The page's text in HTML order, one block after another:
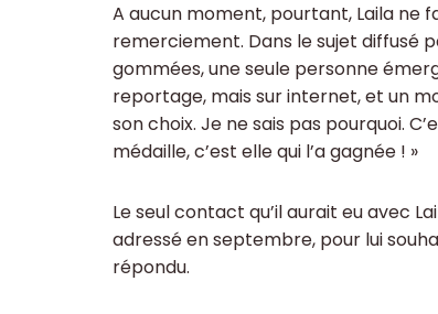
A aucun moment, pourtant, Laila ne
remerciement. Dans le sujet diffusé
gommées, une seule personne
reportage, mais sur internet, et un
son choix. Je ne sais pas pourquoi.
médaille, c’est elle qui l’a gagnée ! »
Le seul contact qu’il aurait eu avec
adressé en septembre, pour lui
répondu.